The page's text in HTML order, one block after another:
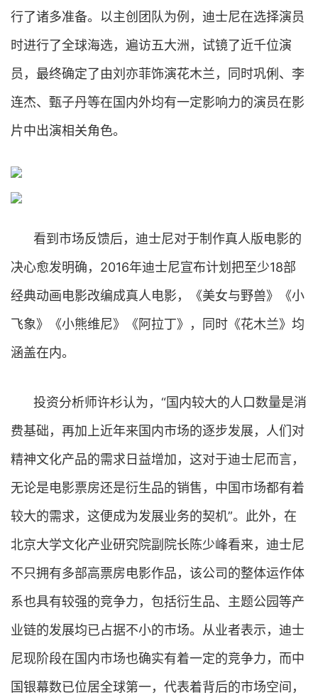
行了诸多准备。以主创团队为例，迪士尼在选择演员
时进行了全球海选，遍访五大洲，试镜了近千位演
员，最终确定了由刘亦菲饰演花木兰，同时巩俐、李
连杰、甄子丹等在国内外均有一定影响力的演员在影
片中出演相关角色。
看到市场反馈后，迪士尼对于制作真人版电影的
决心愈发明确，2016年迪士尼宣布计划把至少18部
经典动画电影改编成真人电影，《美女与野兽》《小
飞象》《小熊维尼》《阿拉丁》，同时《花木兰》均
涵盖在内。
投资分析师许杉认为，“国内较大的人口数量是消
费基础，再加上近年来国内市场的逐步发展，人们对
精神文化产品的需求日益增加，这对于迪士尼而言，
无论是电影票房还是衍生品的销售，中国市场都有着
较大的需求，这便成为发展业务的契机”。此外，在
北京大学文化产业研究院副院长陈少峰看来，迪士尼
不只拥有多部高票房电影作品，该公司的整体运作体
系也具有较强的竞争力，包括衍生品、主题公园等产
业链的发展均已占据不小的市场。从业者表示，迪士
尼现阶段在国内市场也确实有着一定的竞争力，而中
国银幕数已位居全球第一，代表着背后的市场空间，